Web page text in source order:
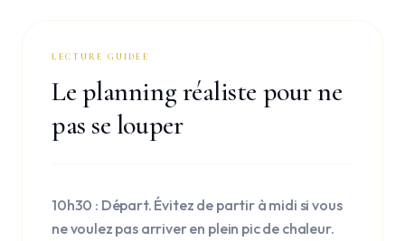
LECTURE GUIDEE
Le planning réaliste pour ne
pas se louper
10h30 : Départ. Évitez de partir à midi si vous
ne voulez pas arriver en plein pic de chaleur.